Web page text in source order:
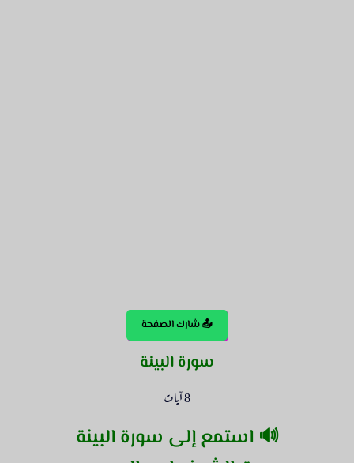
📤 شارك الصفحة
سورة البينة
8 آيات
🔊 استمع إلى سورة البينة